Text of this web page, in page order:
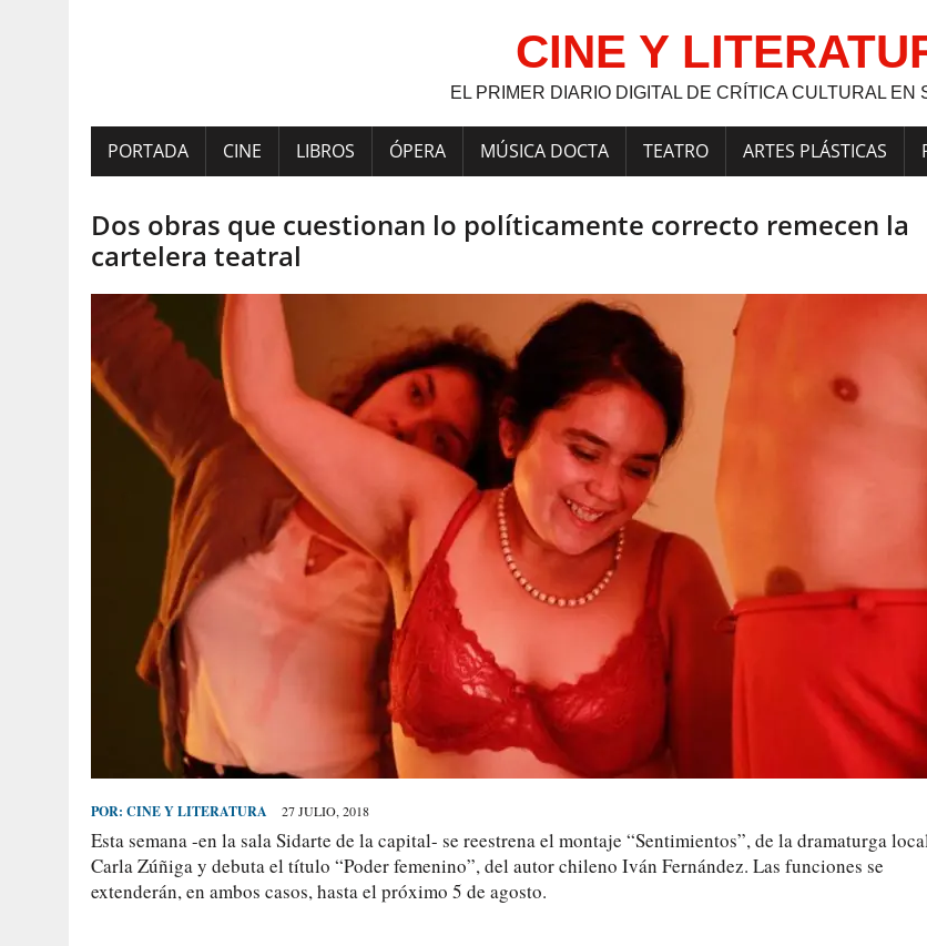
CINE Y
EL PRIMER DIARIO DIGITAL DE CRÍTICA CULTURAL EN
PORTADA CINE LIBROS ÓPERA MÚSICA DOCTA TEATRO ARTES PLÁSTICAS
Dos obras que cuestionan lo políticamente correcto remecen la
cartelera teatral
POR: CINE Y LITERATURA 27 JULIO, 2018
Esta semana -en la sala Sidarte de la capital- se reestrena el montaje “Sentimientos”, de la dramaturga
Carla Zúñiga y debuta el título “Poder femenino”, del autor chileno Iván Fernández. Las funciones se
extenderán, en ambos casos, hasta el próximo 5 de agosto.